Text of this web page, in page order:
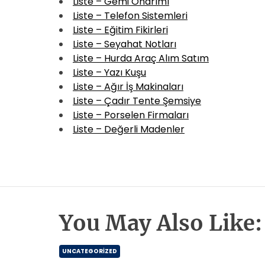
Liste – Telefon Sistemleri
Liste – Eğitim Fikirleri
Liste – Seyahat Notları
Liste – Hurda Araç Alım Satım
Liste – Yazı Kuşu
Liste – Ağır İş Makinaları
Liste – Çadır Tente Şemsiye
Liste – Porselen Firmaları
Liste – Değerli Madenler
You May Also Like:
UNCATEGORIZED